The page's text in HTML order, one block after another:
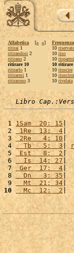
Alfabetica [« »]
ritirai 1
ritirandosi 2
ritirano 2
ritirare 10
ritirarlo 1
ritirarmi 1
ritirarono 3
Frequenza
10
10 riso
10
10 ritirare
10 riuscire
10
10 rivelata
Libro
1 1Sam  20: 15 |
2 1Re  13:  4 |
3 2Re   4: 10 |
4
  Tb   5:  3
|
5 Est   8:  2 |
6
  Is  14: 27
|
7
Ger  17:  4|
8
  Dn   3: 35
|
9
  Mt  21: 34
10
  Mc  12:  2
|